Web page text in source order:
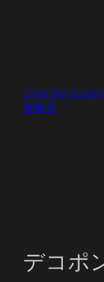
Cigar Bar
屋橋店
デコポ